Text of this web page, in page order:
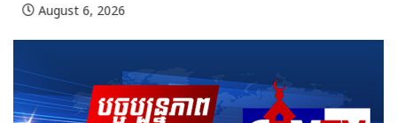
August 6, 2026